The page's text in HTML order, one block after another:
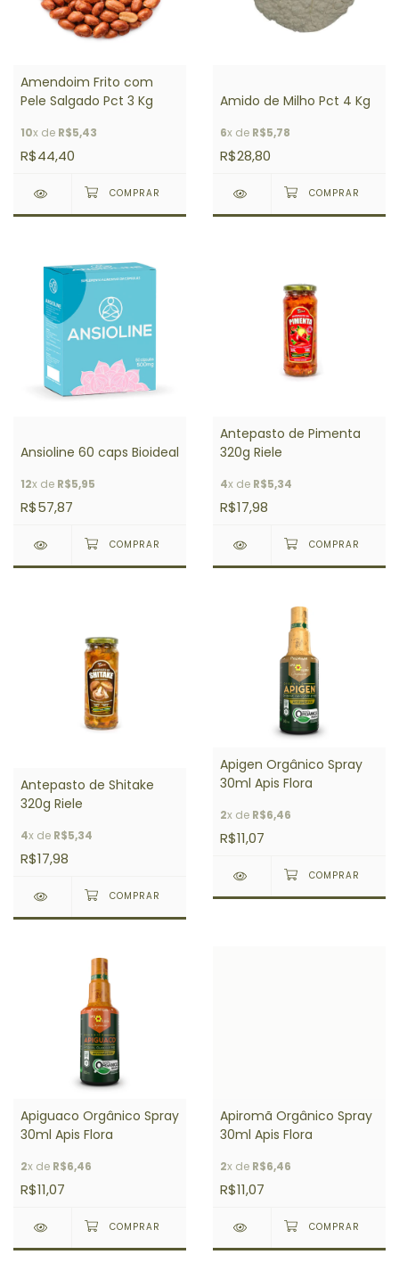
Amendoim Frito com
Pele Salgado Pct 3 Kg
10x de R$5,43
R$44,40
Amido de Milho Pct 4 Kg
6x de R$5,78
R$28,80
Ansioline 60 caps Bioideal
12x de R$5,95
R$57,87
Antepasto de Pimenta
320g Riele
4x de R$5,34
R$17,98
Antepasto de Shitake
320g Riele
4x de R$5,34
R$17,98
Apigen Orgânico Spray
30ml Apis Flora
2x de R$6,46
R$11,07
Apiguaco Orgânico Spray
30ml Apis Flora
2x de R$6,46
R$11,07
Apiromã Orgânico Spray
30ml Apis Flora
2x de R$6,46
R$11,07